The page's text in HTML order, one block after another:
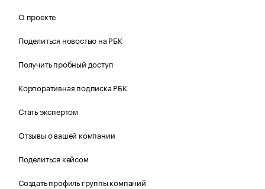
О проекте
Поделиться новостью на РБК
Получить пробный доступ
Корпоративная подписка РБК
Стать экспертом
Отзывы о вашей компании
Поделиться кейсом
Создать профиль группы компаний